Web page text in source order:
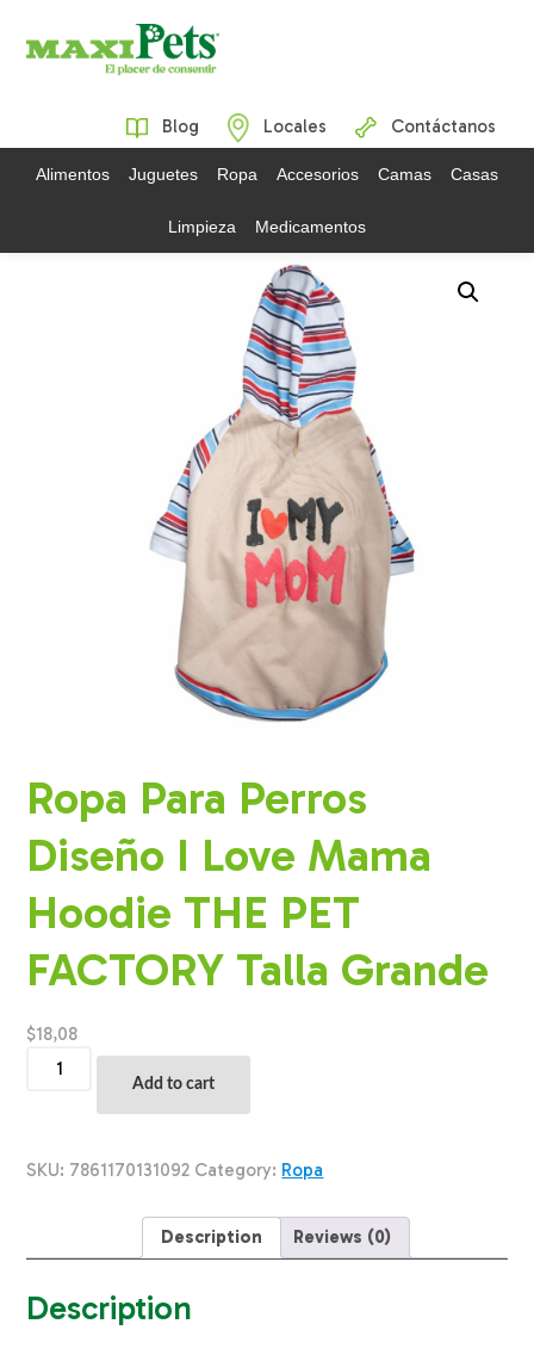
Blog Locales Contáctanos
Alimentos Juguetes Ropa Accesorios Camas Casas
Limpieza Medicamentos
Ropa Para Perros
Diseño I Love Mama
Hoodie THE PET
FACTORY Talla Grande
$18,08
Para
Love
Talla
Grande
Add to cart
SKU: 7861170131092 Category: Ropa
Description Reviews (0)
Description